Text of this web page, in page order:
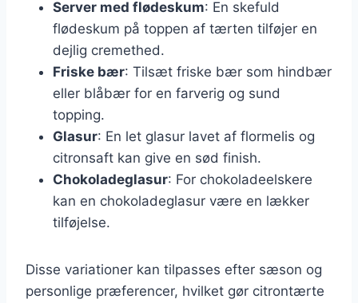
Server med flødeskum: En skefuld
flødeskum på toppen af tærten tilføjer en
dejlig cremethed.
Friske bær: Tilsæt friske bær som hindbær
eller blåbær for en farverig og sund
topping.
Glasur: En let glasur lavet af flormelis og
citronsaft kan give en sød finish.
Chokoladeglasur: For chokoladeelskere
kan en chokoladeglasur være en lækker
tilføjelse.
Disse variationer kan tilpasses efter sæson og
personlige præferencer, hvilket gør citrontærte